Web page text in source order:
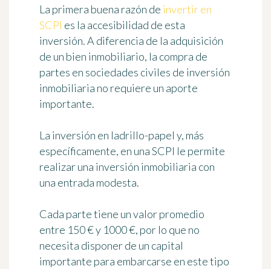
La primera buena razón de invertir en
SCPI es la accesibilidad de esta
inversión. A diferencia de la adquisición
de un bien inmobiliario, la compra de
partes en sociedades civiles de inversión
inmobiliaria no requiere un aporte
importante.
La inversión en ladrillo-papel y, más
específicamente, en una SCPI le permite
realizar una inversión inmobiliaria con
una entrada modesta.
Cada parte tiene un valor promedio
entre 150 € y 1000 €, por lo que no
necesita disponer de un capital
importante para embarcarse en este tipo